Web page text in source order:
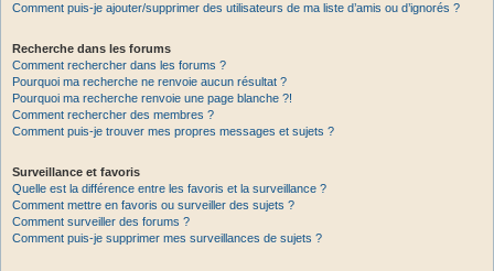
Comment puis-je ajouter/supprimer des utilisateurs de ma liste d’amis ou d’ignorés ?
Recherche dans les forums
Comment rechercher dans les forums ?
Pourquoi ma recherche ne renvoie aucun résultat ?
Pourquoi ma recherche renvoie une page blanche ?!
Comment rechercher des membres ?
Comment puis-je trouver mes propres messages et sujets ?
Surveillance et favoris
Quelle est la différence entre les favoris et la surveillance ?
Comment mettre en favoris ou surveiller des sujets ?
Comment surveiller des forums ?
Comment puis-je supprimer mes surveillances de sujets ?